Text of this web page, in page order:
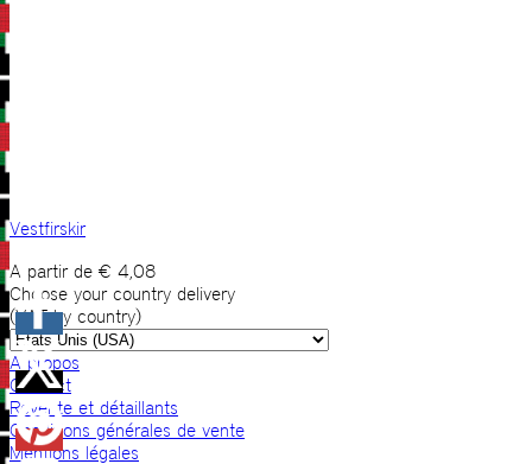
Vestfirskir
A partir de € 4,08
Choose your country delivery
(VAT by country)
A propos
Contact
Revente et détaillants
Conditions générales de vente
Mentions légales